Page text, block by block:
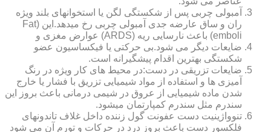
آمبولی چربی پس از شکستگی لگن یا استخوانهای بلند ویژه
ران و ساق عارضه جدی آمبولی چربی رخ میدهد.این (Fat
emboli) باعث نارسایی ریه (ARDS) عوارض مغزی و
ضایعات دیگر می شود.بی حرکتی یا فیکساسیون عضو
شکستگی بهترین اقدام پیشگیرانه است.
ضایعات تزریقی در دست:در محیط های کار ویژه در رنگ
آمیزی ها و استفاده از مواد شیمیایی تزریق با فشار یا خارج
شدن ماده شیمیایی از عروق در شیمی درمانی باعث بروز این
سندرم مثل سندرم کمپارتمان میشود.
تنوواژینیت دست عفونت گول زننده داخل غلاف تاندونهای
فلکسور دست باعث بروز درد در حرکات و تورم آن می شود